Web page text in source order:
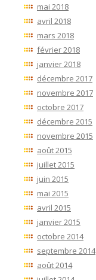
mai 2018
avril 2018
mars 2018
février 2018
janvier 2018
décembre 2017
novembre 2017
octobre 2017
décembre 2015
novembre 2015
août 2015
juillet 2015
juin 2015
mai 2015
avril 2015
janvier 2015
octobre 2014
septembre 2014
août 2014